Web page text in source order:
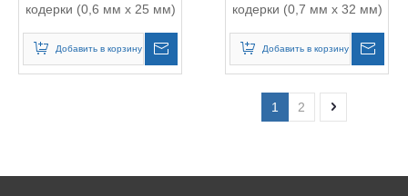
кодерки (0,6 мм х 25 мм)
Добавить в корзину
кодерки (0,7 мм х 32 мм)
"дюйм)
Добавить в корзину
1 2